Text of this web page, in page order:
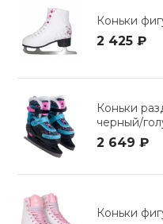
Коньки
2 425 ₽
Коньки
черный/
2 649 ₽
Коньки